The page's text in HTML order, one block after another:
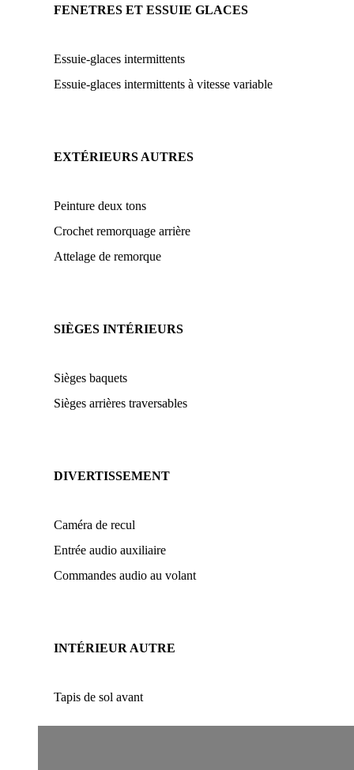
FENETRES ET ESSUIE GLACES
Essuie-glaces intermittents
Essuie-glaces intermittents à vitesse variable
EXTÉRIEURS AUTRES
Peinture deux tons
Crochet remorquage arrière
Attelage de remorque
SIÈGES INTÉRIEURS
Sièges baquets
Sièges arrières traversables
DIVERTISSEMENT
Caméra de recul
Entrée audio auxiliaire
Commandes audio au volant
INTÉRIEUR AUTRE
Tapis de sol avant